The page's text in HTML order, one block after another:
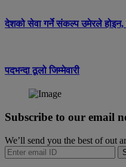
देशको सेवा गर्ने संकल्प उमेरले होइन,
पदभन्दा ठूलो जिम्मेवारी
Subscribe to our email
We’ll send you the best of out